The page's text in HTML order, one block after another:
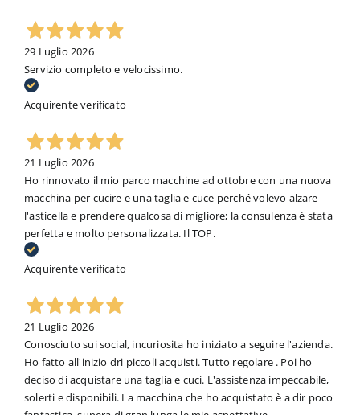
29 Luglio 2026
Servizio completo e velocissimo.
Acquirente verificato
21 Luglio 2026
Ho rinnovato il mio parco macchine ad ottobre con una nuova
macchina per cucire e una taglia e cuce perché volevo alzare
l'asticella e prendere qualcosa di migliore; la consulenza è stata
perfetta e molto personalizzata. Il TOP.
Acquirente verificato
21 Luglio 2026
Conosciuto sui social, incuriosita ho iniziato a seguire l'azienda.
Ho fatto all'inizio dri piccoli acquisti. Tutto regolare . Poi ho
deciso di acquistare una taglia e cuci. L'assistenza impeccabile,
solerti e disponibili. La macchina che ho acquistato è a dir poco